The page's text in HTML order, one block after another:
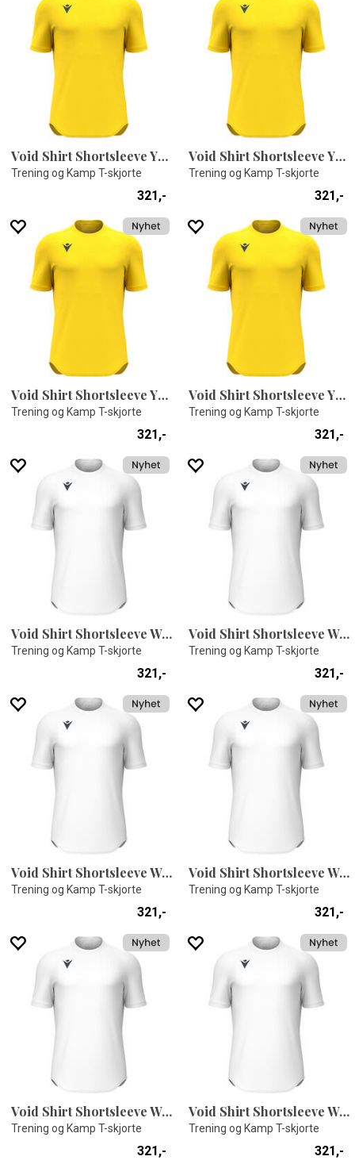
Void Shirt Shortsleeve YEL 4XS
Trening og Kamp T-skjorte
321,-
Void Shirt Shortsleeve YEL 4XL
Trening og Kamp T-skjorte
321,-
Void Shirt Shortsleeve YEL 3XS
Trening og Kamp T-skjorte
321,-
Void Shirt Shortsleeve YEL 3XL
Trening og Kamp T-skjorte
321,-
Void Shirt Shortsleeve WHT XXS
Trening og Kamp T-skjorte
321,-
Void Shirt Shortsleeve WHT XXL
Trening og Kamp T-skjorte
321,-
Void Shirt Shortsleeve WHT XS
Trening og Kamp T-skjorte
321,-
Void Shirt Shortsleeve WHT XL
Trening og Kamp T-skjorte
321,-
Void Shirt Shortsleeve WHT S
Trening og Kamp T-skjorte
321,-
Void Shirt Shortsleeve WHT M
Trening og Kamp T-skjorte
321,-